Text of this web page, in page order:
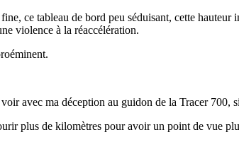
ce tableau de bord peu séduisant, cette
violence à la réaccélération.
avec ma déception au guidon de la Tracer 700,
plus de kilomètres pour avoir un point de vue